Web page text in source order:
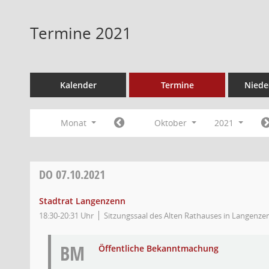
Termine 2021
Kalender Termine
Monat Oktober 2021
DO 07.10.2021
Stadtrat Langenzenn
18:30-20:31 Uhr Sitzungssaal des Alten Rathauses in
BM Öffentliche Bekanntmachung